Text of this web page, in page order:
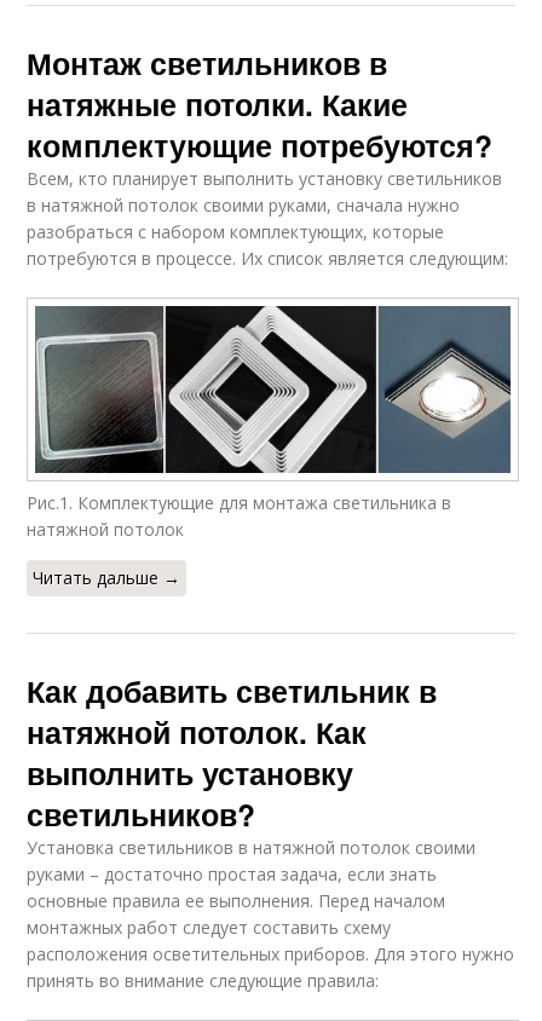
Монтаж светильников в
натяжные потолки. Какие
комплектующие потребуются?
Всем, кто планирует выполнить установку светильников
в натяжной потолок своими руками, сначала нужно
разобраться с набором комплектующих, которые
потребуются в процессе. Их список является следующим:
Рис.1. Комплектующие для монтажа светильника в
натяжной потолок
Читать дальше →
Как добавить светильник в
натяжной потолок. Как
выполнить установку
светильников?
Установка светильников в натяжной потолок своими
руками – достаточно простая задача, если знать
основные правила ее выполнения. Перед началом
монтажных работ следует составить схему
расположения осветительных приборов. Для этого нужно
принять во внимание следующие правила: